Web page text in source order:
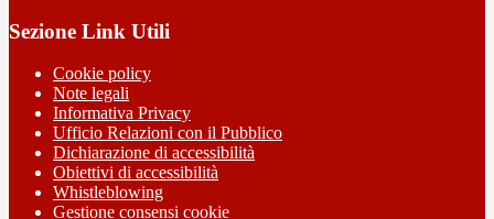
Sezione Link Utili
Cookie policy
Note legali
Informativa Privacy
Ufficio Relazioni con il Pubblico
Dichiarazione di accessibilità
Obiettivi di accessibilità
Whistleblowing
Gestione consensi cookie